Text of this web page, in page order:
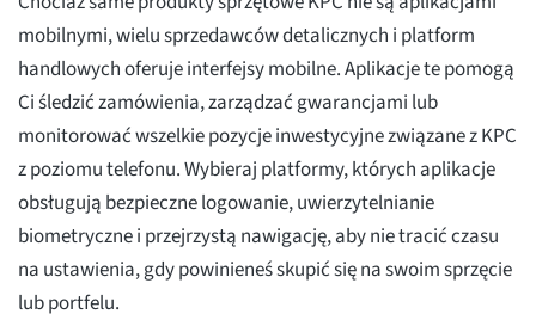
mobilnymi, wielu sprzedawców detalicznych i platform
handlowych oferuje interfejsy mobilne. Aplikacje te pomogą
Ci śledzić zamówienia, zarządzać gwarancjami lub
monitorować wszelkie pozycje inwestycyjne związane z KPC
z poziomu telefonu. Wybieraj platformy, których aplikacje
obsługują bezpieczne logowanie, uwierzytelnianie
biometryczne i przejrzystą nawigację, aby nie tracić czasu
na ustawienia, gdy powinieneś skupić się na swoim sprzęcie
lub portfelu.